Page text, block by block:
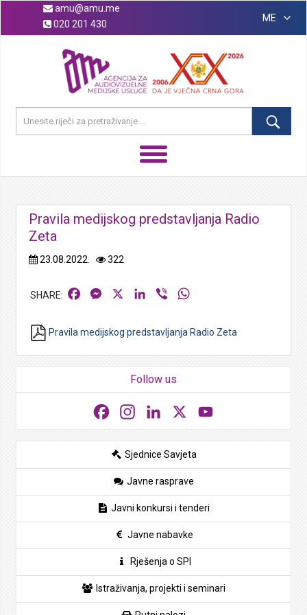
amu@amu.me
020 201 430
ME
Pravila medijskog predstavljanja Radio
Zeta
23.08.2022. 322
FacebookMessengerLinkedIn
Viber
Pravila medijskog predstavljanja Radio Zeta
Follow us
FacebookInstagramLinkedIn
Sjednice Savjeta
Javne rasprave
Javni konkursi i tenderi
Javne nabavke
Rješenja o SPI
Istraživanja, projekti i seminari